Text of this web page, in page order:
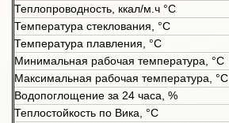
Теплопроводность, ккал/м.ч °С
Температура стеклования, °С
Температура плавления, °С
Минимальная рабочая температура, °С
Максимальная рабочая температура, °С
Водопоглощение за 24 часа, %
Теплостойкость по Вика, °С